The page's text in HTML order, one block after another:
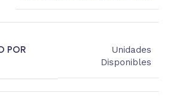
POR
Unidades
Disponibles